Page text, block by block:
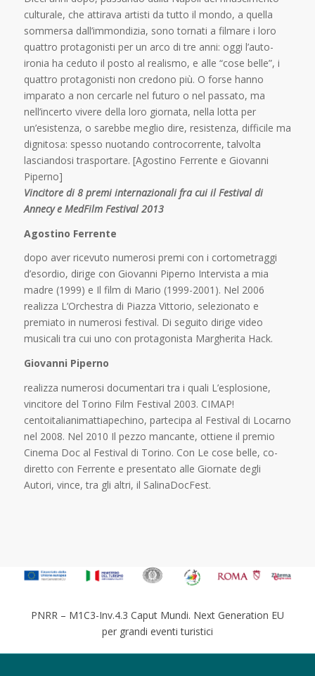
culturale, che attirava artisti da tutto il mondo, a quella
sommersa dall’immondizia, sono tornati a filmare i loro
quattro protagonisti per un arco di tre anni: oggi l’auto-
ironia ha ceduto il posto al realismo, e alle “cose belle”, i
quattro protagonisti non credono più. O forse hanno
imparato a non cercarle nel futuro o nel passato, ma
nell’incerto vivere della loro giornata, nella lotta per
un’esistenza, o sarebbe meglio dire, resistenza, difficile ma
dignitosa: spesso nuotando controcorrente, talvolta
lasciandosi trasportare. [Agostino Ferrente e Giovanni
Piperno]
Vincitore di 8 premi internazionali fra cui il Festival di
Annecy e MedFilm Festival 2013
Agostino Ferrente
dopo aver ricevuto numerosi premi con i cortometraggi
d’esordio, dirige con Giovanni Piperno Intervista a mia
madre (1999) e Il film di Mario (1999-2001). Nel 2006
realizza L’Orchestra di Piazza Vittorio, selezionato e
premiato in numerosi festival. Di seguito dirige video
musicali tra cui uno con protagonista Margherita Hack.
Giovanni Piperno
realizza numerosi documentari tra i quali L’esplosione,
vincitore del Torino Film Festival 2003. CIMAP!
centoitalianimattiapechino, partecipa al Festival di Locarno
nel 2008. Nel 2010 Il pezzo mancante, ottiene il premio
Cinema Doc al Festival di Torino. Con Le cose belle, co-
diretto con Ferrente e presentato alle Giornate degli
Autori, vince, tra gli altri, il SalinaDocFest.
PNRR – M1C3-Inv.4.3 Caput Mundi. Next Generation EU
per grandi eventi turistici